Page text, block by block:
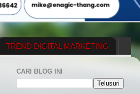
TREND DIGITAL MARKETING
CARI BLOG INI